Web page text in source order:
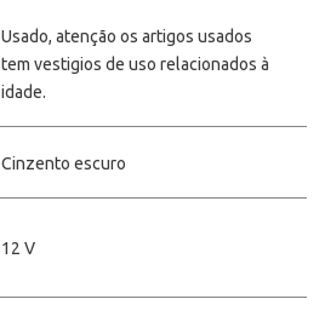
Usado, atenção os artigos usados
tem vestigios de uso relacionados à
idade.
Cinzento escuro
12 V